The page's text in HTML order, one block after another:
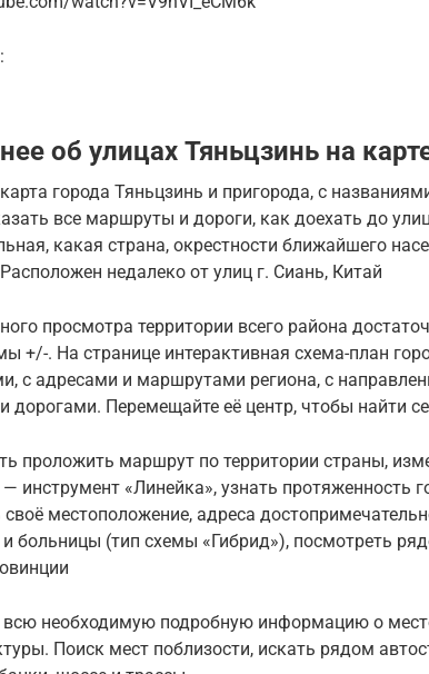
об улицах Тяньцзинь на
города Тяньцзинь и пригорода, с
все маршруты и дороги, как доехать до
какая страна, окрестности ближайшего
недалеко от улиц г. Сиань, Китай
просмотра территории всего района
+/-. На странице интерактивная схема-план
с адресами и маршрутами региона, с
дорогами. Перемещайте её центр, чтобы найти
проложить маршрут по территории страны,
— инструмент «Линейка», узнать протяженность
местоположение, адреса
и больницы (тип схемы «Гибрид»), посмотреть
всю необходимую подробную информацию о
Поиск мест поблизости, искать рядом